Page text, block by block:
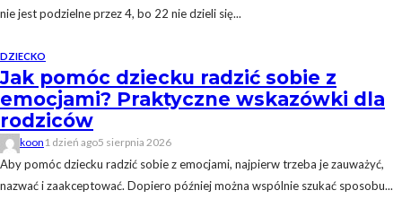
nie jest podzielne przez 4, bo 22 nie dzieli się...
DZIECKO
Jak pomóc dziecku radzić sobie z
emocjami? Praktyczne wskazówki dla
rodziców
koon 1 dzień ago5 sierpnia 2026
Aby pomóc dziecku radzić sobie z emocjami, najpierw trzeba je zauważyć,
nazwać i zaakceptować. Dopiero później można wspólnie szukać sposobu...